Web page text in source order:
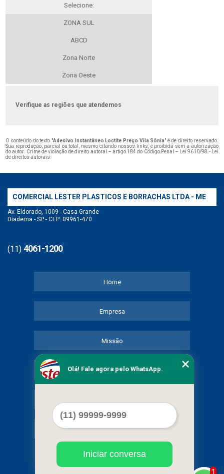
Selecione:
ZONA SUL
ABCD
Zona Norte
Zona Oeste
Verifique as regiões que atendemos
O conteúdo do texto "Adesivo Instantâneo Loctite Preço Vila Sônia" é de direito reservado.
Sua reprodução, parcial ou total, mesmo citando nossos links, é proibida sem a autorização
do autor. Crime de violação de direito autoral – artigo 184 do Código Penal – Lei 9610/98 - Lei
de direitos autorais.
COMERCIAL LESTER PLASTICOS E BORRACHAS LTDA - ME
Av. Eldorado, 1009 - Casa Grande
Diadema - SP - CEP: 09961-470
(11) 4061-1200
Home
Empresa
Missão
Serviços
Mapa do site
Olá! Fale agora pelo WhatsApp.
Iniciar conversa